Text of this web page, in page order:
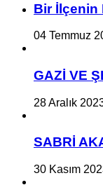
Bir İlçe­nin
04 Temmuz
GAZİ VE
28 Aralık
SABRİ
30 Kasım